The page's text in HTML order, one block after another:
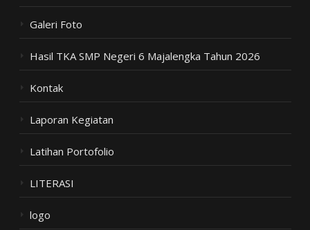
Galeri Foto
Hasil TKA SMP Negeri 6 Majalengka Tahun 2026
Kontak
Laporan Kegiatan
Latihan Portofolio
LITERASI
logo